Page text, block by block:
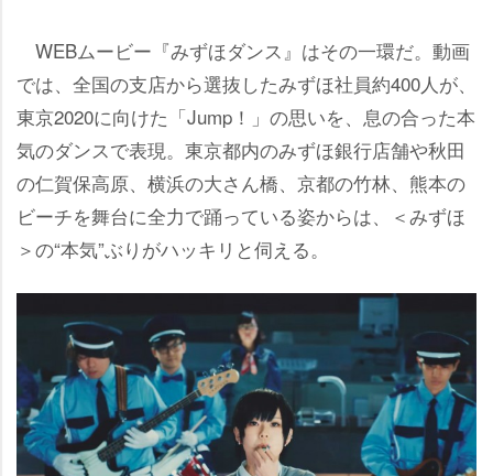
WEBムービー『みずほダンス』はその一環だ。動画
では、全国の支店から選抜したみずほ社員約400人が、
東京2020に向けた「Jump！」の思いを、息の合った本
気のダンスで表現。東京都内のみずほ銀行店舗や秋田
の仁賀保高原、横浜の大さん橋、京都の竹林、熊本の
ビーチを舞台に全力で踊っている姿からは、＜みずほ
＞の“本気”ぶりがハッキリと伺える。